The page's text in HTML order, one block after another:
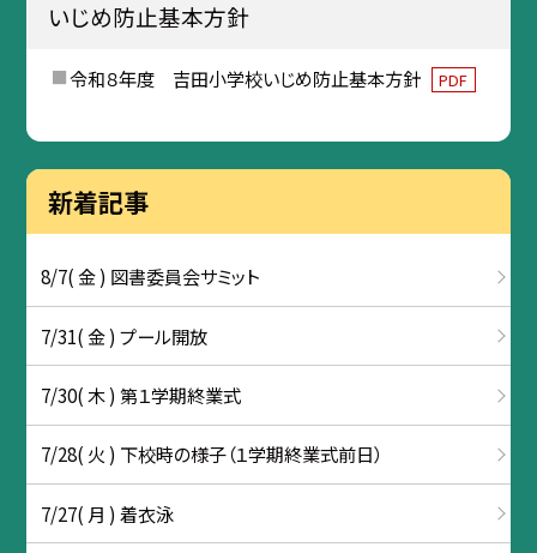
いじめ防止基本方針
令和８年度 吉田小学校いじめ防止基本方針 PDF
新着記事
8/7( 金 ) 図書委員会サミット
7/31( 金 ) プール開放
7/30( 木 ) 第１学期終業式
7/28( 火 ) 下校時の様子（１学期終業式前日）
7/27( 月 ) 着衣泳